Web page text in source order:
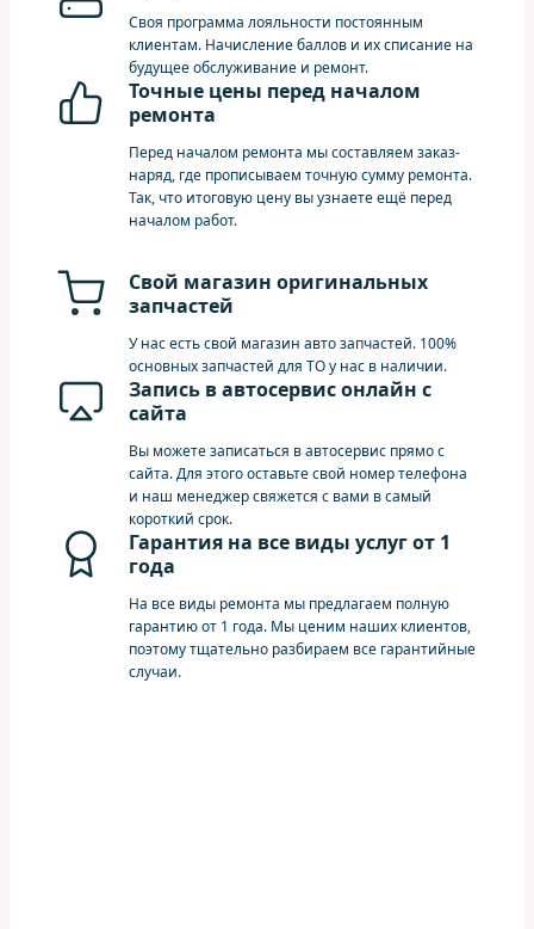
Своя программа лояльности постоянным
клиентам. Начисление баллов и их списание на
будущее обслуживание и ремонт.
Точные цены перед началом
ремонта
Перед началом ремонта мы составляем заказ-
наряд, где прописываем точную сумму ремонта.
Так, что итоговую цену вы узнаете ещё перед
началом работ.
Свой магазин оригинальных
запчастей
У нас есть свой магазин авто запчастей. 100%
основных запчастей для ТО у нас в наличии.
Запись в автосервис онлайн с
сайта
Вы можете записаться в автосервис прямо с
сайта. Для этого оставьте свой номер телефона
и наш менеджер свяжется с вами в самый
короткий срок.
Гарантия на все виды услуг от 1
года
На все виды ремонта мы предлагаем полную
гарантию от 1 года. Мы ценим наших клиентов,
поэтому тщательно разбираем все гарантийные
случаи.